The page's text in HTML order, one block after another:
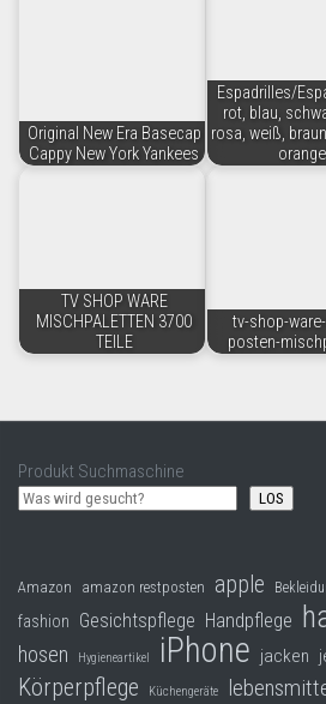
Original New Era Basecap
Cappy New York Yankees
Espadrilles/
rot, blau,
rosa, weiß,
orange
TV SHOP WARE
MISCHPALETTEN 3700
TEILE
tv-shop-
posten-
Produkt Suchmaschine
LOS
Amazon amazon restposten apple
fashion Gesichtspflege Handpflege
hosen Hygieneartikel iPhone jacken
Körperpflege Küchengeräte